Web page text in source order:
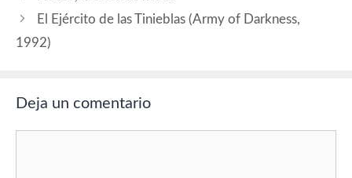
El Ejército de las Tinieblas (Army of Darkness,
1992)
Deja un comentario